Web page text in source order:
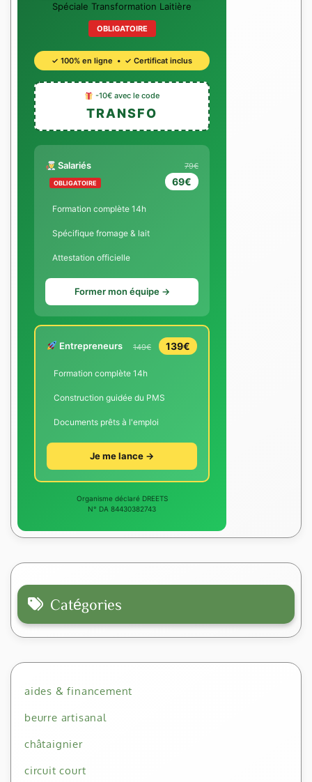
Spéciale Transformation Laitière
OBLIGATOIRE
✓ 100% en ligne • ✓ Certificat inclus
-10€ avec le code
TRANSFO
Salariés
OBLIGATOIRE
79€
69€
Formation complète 14h
Spécifique fromage & lait
Attestation officielle
Former mon équipe →
Entrepreneurs 149€ 139€
Formation complète 14h
Construction guidée du PMS
Documents prêts à l'emploi
Je me lance →
Organisme déclaré DREETS
N° DA 84430382743
Catégories
aides & financement
beurre artisanal
châtaignier
circuit court